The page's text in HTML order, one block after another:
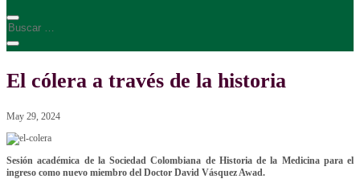
El cólera a través de la historia
May 29, 2024
Sesión académica de la Sociedad Colombiana de Historia de la Medicina para el
ingreso como nuevo miembro del Doctor David Vásquez Awad.